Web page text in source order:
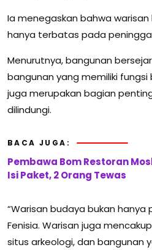
Ia menegaskan bahwa
hanya terbatas pada
Menurutnya, bangunan
bangunan yang memiliki
juga merupakan bagian
dilindungi.
BACA JUGA:
Pembawa Bom Restoran
Isi Paket, 2 Orang Tewas
“Warisan budaya bukan hanya
Fenisia. Warisan juga
situs arkeologi, dan bangunan